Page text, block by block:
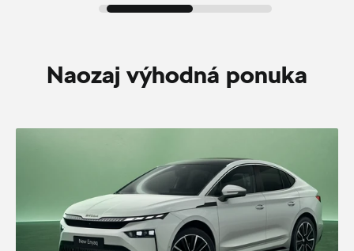
Naozaj výhodná ponuka